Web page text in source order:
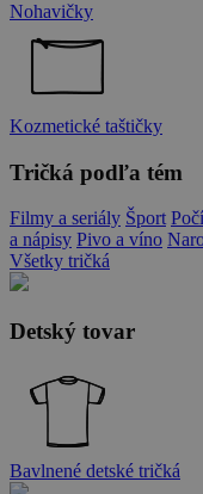
Nohavičky
Kozmetické taštičky
Tričká podľa tém
Filmy a seriály Šport
a nápisy Pivo a víno
Všetky tričká
Detský tovar
Bavlnené detské tričká